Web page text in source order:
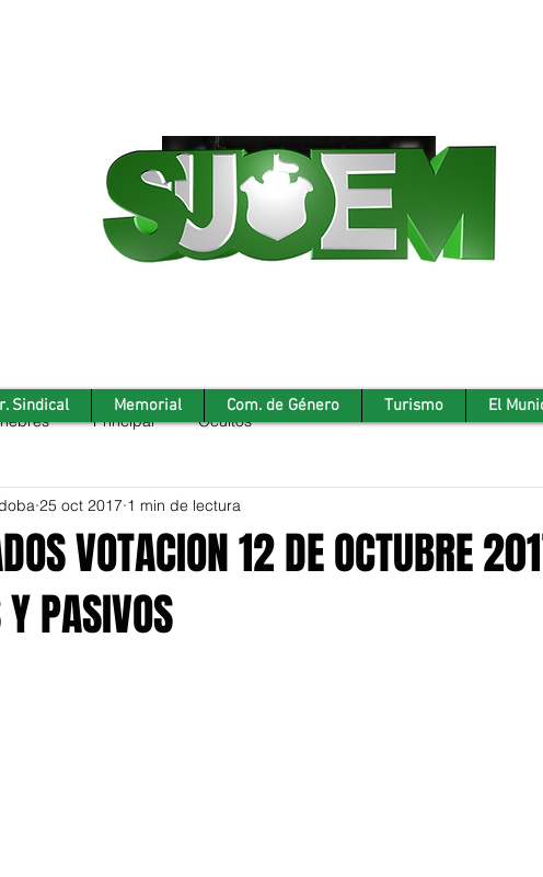
Principal Ocultos
VOTACION 12 DE OCTUBRE
PASIVOS
25 oct 2017 1 min de lectura
Sindical Memorial Com. de Género Turismo El